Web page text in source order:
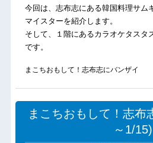
今回は、志布志にある韓国料理サム
マイスターを紹介します。
そして、１階にあるカラオケタスタ
です。
まこちおもして！志布志にバンザイ
まこちおもして！志布
～1/15)